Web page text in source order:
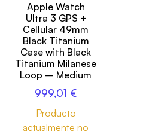
Apple Watch
Ultra 3 GPS +
Cellular 49mm
Black Titanium
Case with Black
Titanium Milanese
Loop – Medium
999,01 €
Producto
actualmente no